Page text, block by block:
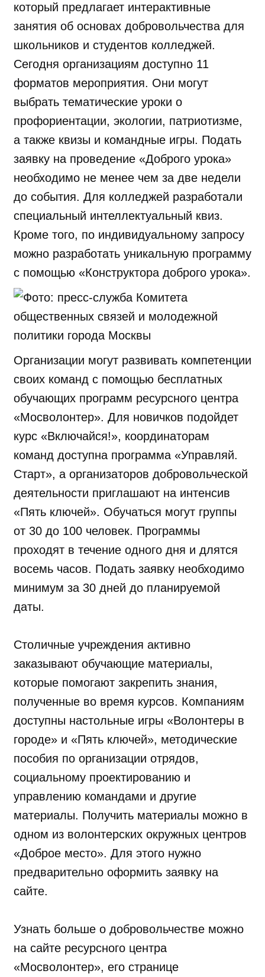
который предлагает интерактивные
занятия об основах добровольчества для
школьников и студентов колледжей.
Сегодня организациям доступно 11
форматов мероприятия. Они могут
выбрать тематические уроки о
профориентации, экологии, патриотизме,
а также квизы и командные игры. Подать
заявку на проведение «Доброго урока»
необходимо не менее чем за две недели
до события. Для колледжей разработали
специальный интеллектуальный квиз.
Кроме того, по индивидуальному запросу
можно разработать уникальную программу
с помощью «Конструктора доброго урока».
Организации могут развивать компетенции
своих команд с помощью бесплатных
обучающих программ ресурсного центра
«Мосволонтер». Для новичков подойдет
курс «Включайся!», координаторам
команд доступна программа «Управляй.
Старт», а организаторов добровольческой
деятельности приглашают на интенсив
«Пять ключей». Обучаться могут группы
от 30 до 100 человек. Программы
проходят в течение одного дня и длятся
восемь часов. Подать заявку необходимо
минимум за 30 дней до планируемой
даты.
Столичные учреждения активно
заказывают обучающие материалы,
которые помогают закрепить знания,
полученные во время курсов. Компаниям
доступны настольные игры «Волонтеры в
городе» и «Пять ключей», методические
пособия по организации отрядов,
социальному проектированию и
управлению командами и другие
материалы. Получить материалы можно в
одном из волонтерских окружных центров
«Доброе место». Для этого нужно
предварительно оформить заявку на
сайте.
Узнать больше о добровольчестве можно
на сайте ресурсного центра
«Мосволонтер», его странице